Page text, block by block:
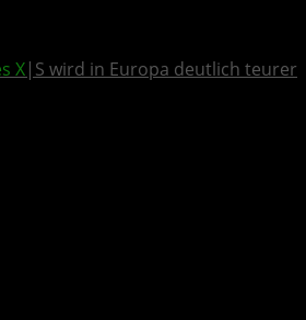
X|S wird in Europa deutlich teurer